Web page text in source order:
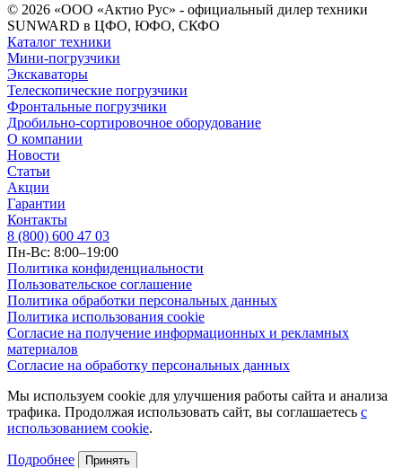
© 2026 «ООО «Актио Рус» - официальный дилер техники
SUNWARD в ЦФО, ЮФО, СКФО
Каталог техники
Мини-погрузчики
Экскаваторы
Телескопические погрузчики
Фронтальные погрузчики
Дробильно-сортировочное оборудование
О компании
Новости
Статьи
Акции
Гарантии
Контакты
8 (800) 600 47 03
Пн-Вс: 8:00–19:00
Политика конфиденциальности
Пользовательское соглашение
Политика обработки персональных данных
Политика использования cookie
Согласие на получение информационных и рекламных
материалов
Согласие на обработку персональных данных
Мы используем cookie для улучшения работы сайта и анализа
трафика. Продолжая использовать сайт, вы соглашаетесь с
использованием cookie.
Подробнее Принять